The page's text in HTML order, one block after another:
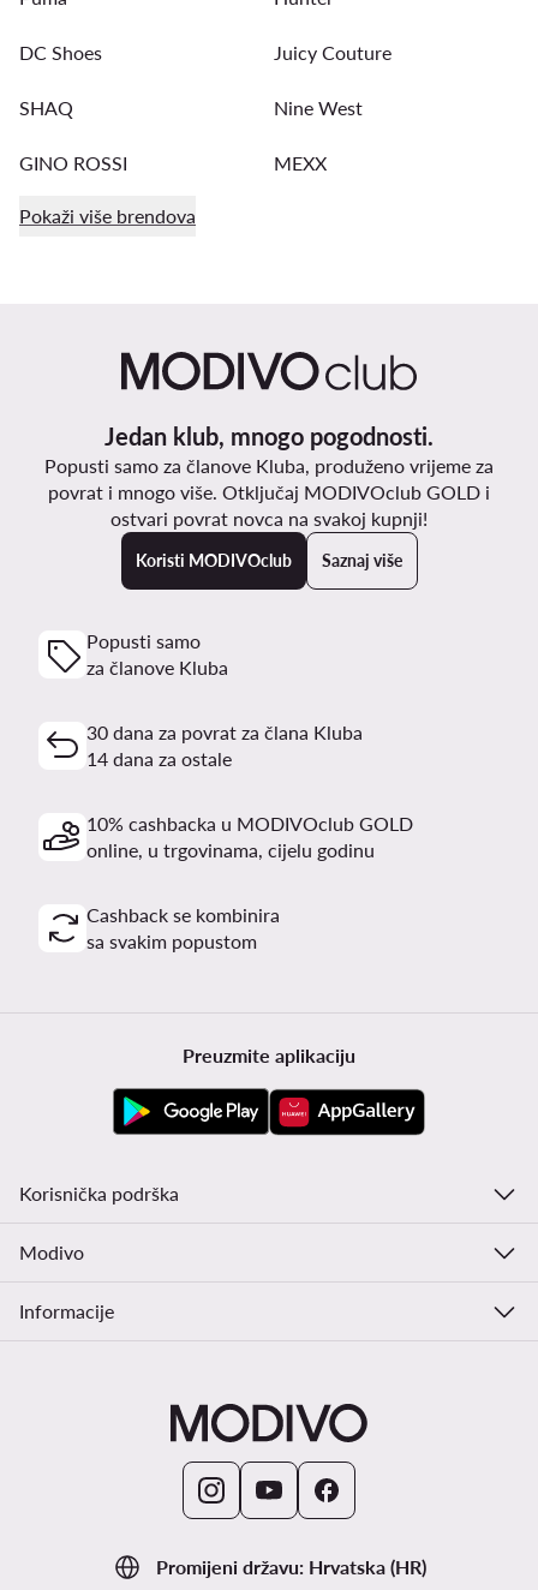
DC Shoes Juicy Couture
SHAQ Nine West
GINO ROSSI MEXX
Pokaži više brendova
Jedan klub, mnogo pogodnosti.
Popusti samo za članove Kluba, produženo vrijeme za
povrat i mnogo više. Otključaj MODIVOclub GOLD i
ostvari povrat novca na svakoj kupnji!
Koristi MODIVOclub Saznaj više
Popusti samo
za članove Kluba
30 dana za povrat za člana Kluba
14 dana za ostale
10% cashbacka u MODIVOclub GOLD
online, u trgovinama, cijelu godinu
Cashback se kombinira
sa svakim popustom
Promijeni državu: Hrvatska (HR)
Preuzmite aplikaciju
Korisnička podrška
Modivo
Informacije